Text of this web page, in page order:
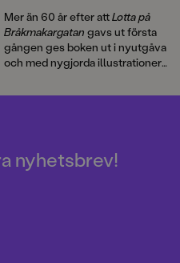
Mer än 60 år efter attLotta på
Bråkmakargatan gavs ut första
gången ges boken ut i nyutgåva
och med nygjorda illustrationer
nyhetsbrev!